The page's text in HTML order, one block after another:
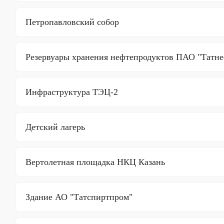
Петропавловский собор
Резервуары хранения нефтепродуктов ПАО
Инфраструктура ТЭЦ-2
Детский лагерь
Вертолетная площадка НКЦ Казань
Здание АО "Татспиртпром"